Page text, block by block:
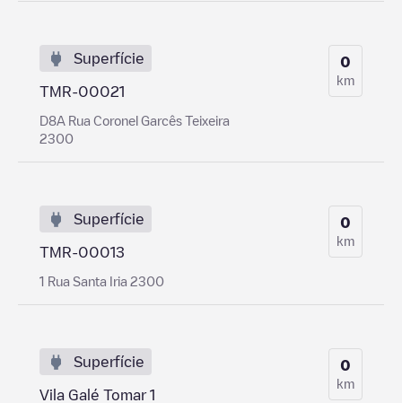
Superfície
TMR-00021
D8A Rua Coronel Garcês Teixeira
2300
0
km
Superfície
TMR-00013
1 Rua Santa Iria 2300
0
km
Superfície
Vila Galé Tomar 1
0
km